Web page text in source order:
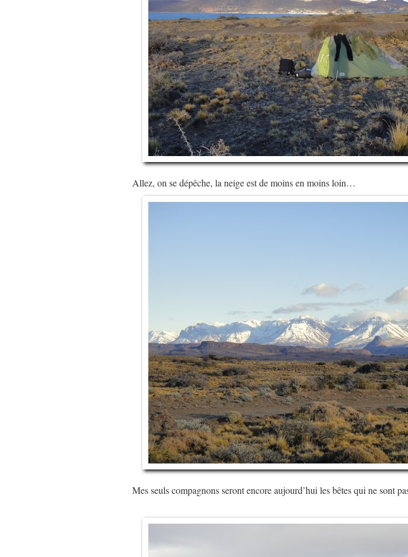
Allez, on se dépêche, la neige est de moins en moins loin…
Mes seuls compagnons seront encore aujourd’hui les bêtes qui ne sont